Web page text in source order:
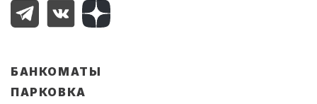
БАНКОМАТЫ
ПАРКОВКА